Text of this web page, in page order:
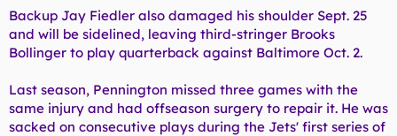
Backup Jay Fiedler also damaged his shoulder Sept. 25
and will be sidelined, leaving third-stringer Brooks
Bollinger to play quarterback against Baltimore Oct. 2.
Last season, Pennington missed three games with the
same injury and had offseason surgery to repair it. He was
sacked on consecutive plays during the Jets' first series of